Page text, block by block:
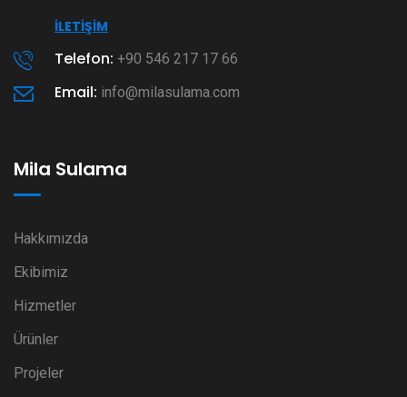
İLETIŞIM
Telefon: +90 546 217 17 66
Email: info@milasulama.com
Mila Sulama
Hakkımızda
Ekibimiz
Hizmetler
Ürünler
Projeler